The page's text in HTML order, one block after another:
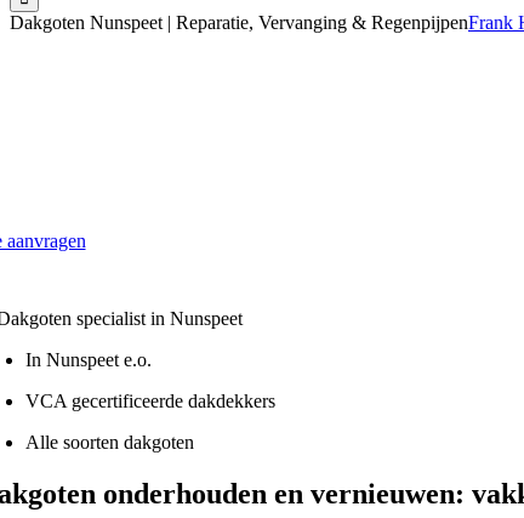
Dakgoten Nunspeet | Reparatie, Vervanging & RegenpijpenFrank
In Nunspeet e.o.
VCA gecertificeerde dakdekkers
Alle soorten dakgoten
onderhouden en vernieuwen: